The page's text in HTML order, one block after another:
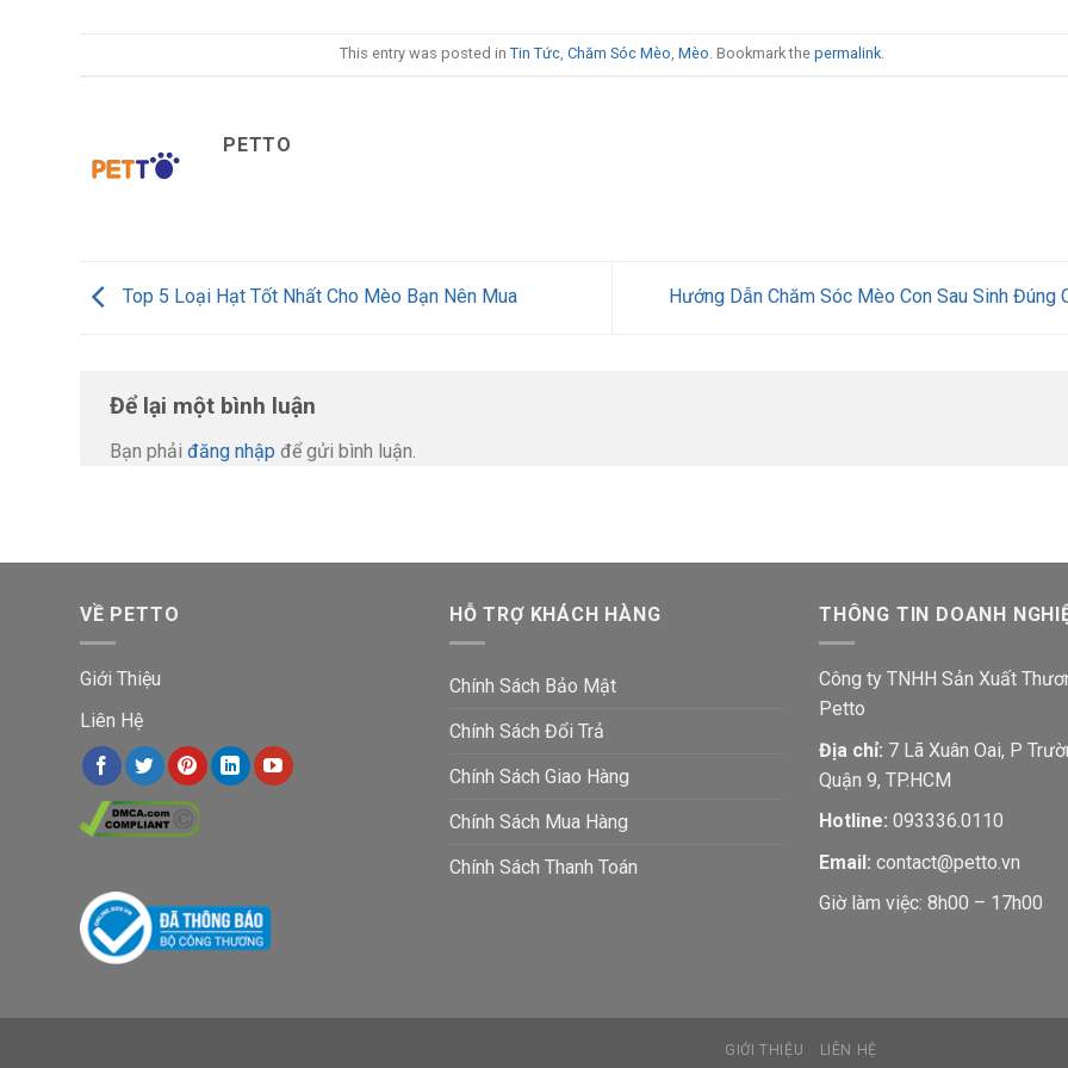
This entry was posted in Tin Tức, Chăm Sóc Mèo, Mèo. Bookmark the permalink.
PETTO
Top 5 Loại Hạt Tốt Nhất Cho Mèo Bạn Nên Mua Hướng Dẫn Chăm Sóc Mèo Con Sau Sinh Đúng
Để lại một bình luận
Bạn phải đăng nhập để gửi bình luận.
VỀ PETTO
Giới Thiệu
Liên Hệ
HỖ TRỢ KHÁCH HÀNG
Chính Sách Bảo Mật
Chính Sách Đổi Trả
Chính Sách Giao Hàng
Chính Sách Mua Hàng
Chính Sách Thanh Toán
THÔNG TIN DOANH
Công ty TNHH Sản Xuất
Petto
Địa chỉ: 7 Lã Xuân Oai, P
Quận 9, TP.HCM
Hotline: 093336.0110
Email: contact@petto.vn
Giờ làm việc: 8h00 – 17h00
GIỚI THIỆU LIÊN HỆ